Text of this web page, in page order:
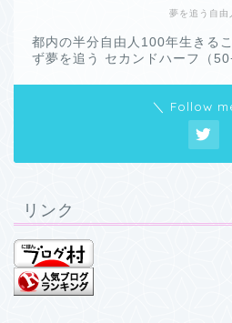
夢を追う自由
都内の半分自由人100年生きる
ず夢を追う セカンドハーフ（
＼ Follow
リンク